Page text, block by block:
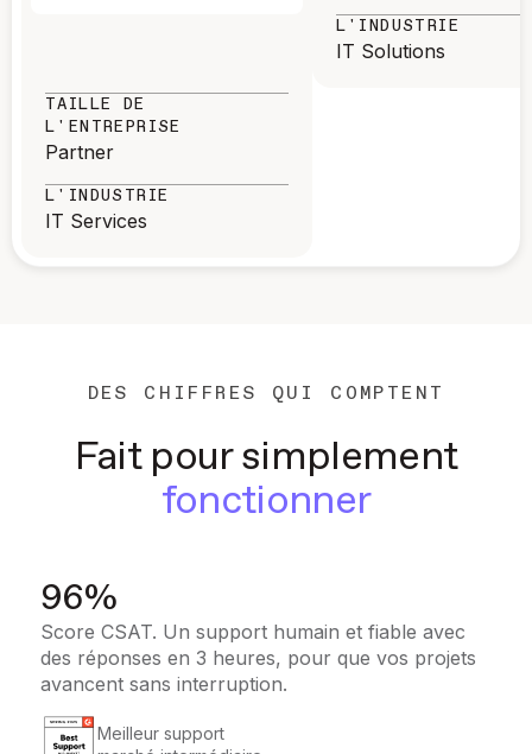
TAILLE DE
L'ENTREPRISE
Partner
L'INDUSTRIE
IT Services
L'INDUSTRIE
IT Solutions
DES CHIFFRES QUI COMPTENT
Fait pour simplement
fonctionner
96%
Score CSAT. Un support humain et fiable avec
des réponses en 3 heures, pour que vos projets
avancent sans interruption.
Meilleur support